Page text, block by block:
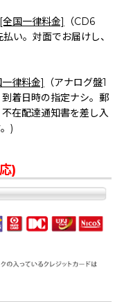
[全国一律料金]
（CD6
い。対面でお届けし、
律料金]
（アナログ盤1
着日時の指定ナシ。郵
在配達通知書を差し入
)
)